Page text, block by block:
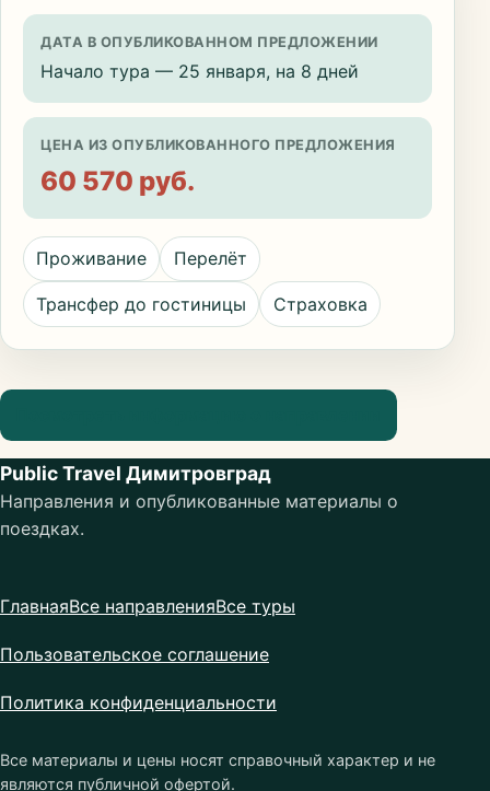
ДАТА В ОПУБЛИКОВАННОМ ПРЕДЛОЖЕНИИ
Начало тура — 25 января, на 8 дней
ЦЕНА ИЗ ОПУБЛИКОВАННОГО ПРЕДЛОЖЕНИЯ
60 570 руб.
Проживание Перелёт
Трансфер до гостиницы Страховка
Public Travel Димитровград
Направления и опубликованные материалы о
поездках.
ГлавнаяВсе направленияВсе туры
Пользовательское соглашение
Политика конфиденциальности
Все материалы и цены носят справочный характер и не
являются публичной офертой.